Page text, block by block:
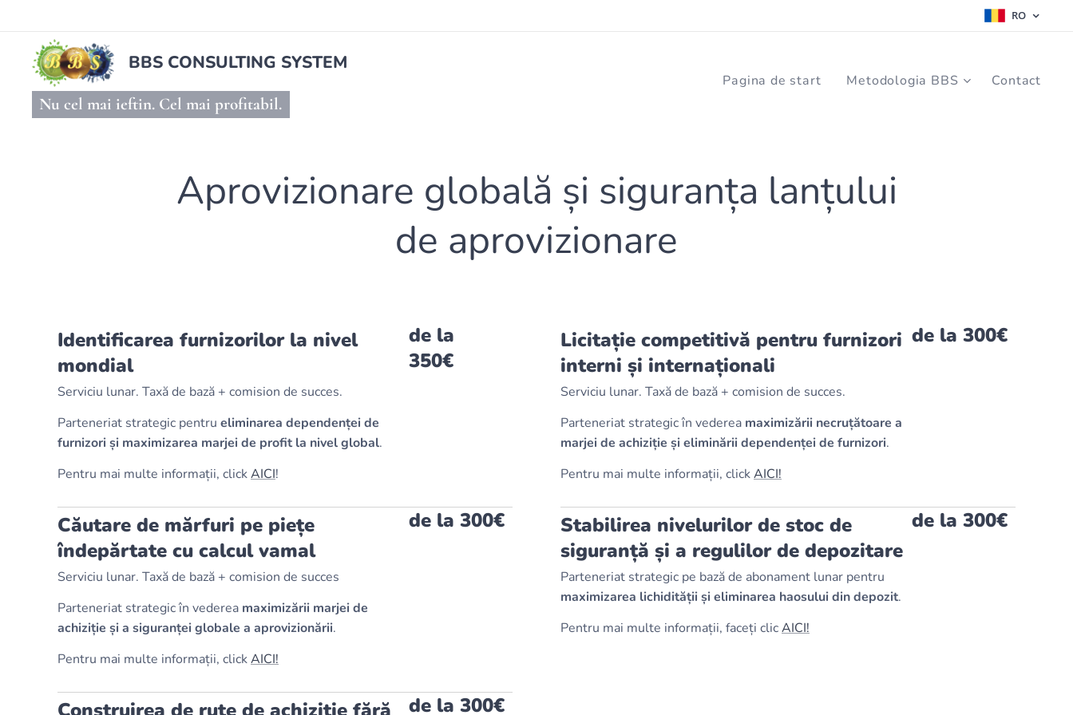
RO
BBS CONSULTING SYSTEM
Nu cel mai ieftin. Cel mai profitabil.
Pagina de start Metodologia BBS Contact
Aprovizionare globală și siguranța lanțului
de aprovizionare
Identificarea furnizorilor la nivel
mondial
Serviciu lunar. Taxă de bază + comision de succes.
Parteneriat strategic pentru eliminarea dependenței de
furnizori și maximizarea marjei de profit la nivel global.
Pentru mai multe informații, clickAICI!
de la
350€
Căutare de mărfuri pe piețe
îndepărtate cu calcul vamal
Serviciu lunar. Taxă de bază + comision de succes
Parteneriat strategic în vederea maximizării marjei de
achiziție și a siguranței globale a aprovizionării.
Pentru mai multe informații, clickAICI!
de la 300€
de la 300€
Licitație competitivă pentru furnizori
interni și internaționali
Serviciu lunar. Taxă de bază + comision de succes.
Parteneriat strategic în vederea maximizării necruțătoare a
marjei de achiziție și eliminării dependenței de furnizori.
Pentru mai multe informații, clickAICI!
de la 300€
Stabilirea nivelurilor de stoc de
siguranță și a regulilor de depozitare
Parteneriat strategic pe bază de abonament lunar pentru
maximizarea lichidității și eliminarea haosului din depozit.
Pentru mai multe informații, faceți clicAICI!
de la 300€